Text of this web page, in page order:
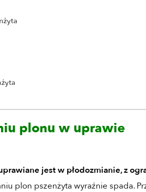
plonu w uprawie
jest w płodozmianie, z
plon pszenżyta wyraźnie spada.